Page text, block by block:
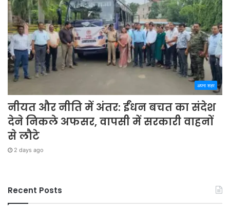
अपना शहर
नीयत और नीति में अंतर: ईंधन बचत का संदेश
देने निकले अफसर, वापसी में सरकारी वाहनों
से लौटे
2 days ago
Recent Posts